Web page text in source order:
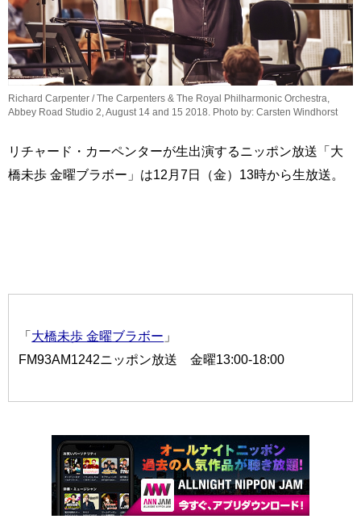
Richard Carpenter / The Carpenters & The Royal Philharmonic Orchestra,
Abbey Road Studio 2, August 14 and 15 2018. Photo by: Carsten Windhorst
リチャード・カーペンターが生出演するニッポン放送「大
橋未歩 金曜ブラボー」は12月7日（金）13時から生放送。
「大橋未歩 金曜ブラボー 」
FM93AM1242ニッポン放送 金曜13:00-18:00